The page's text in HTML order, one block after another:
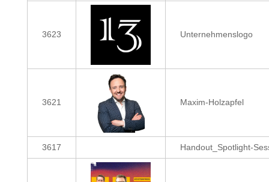
3623 Unternehmenslogo
3621 Maxim-Holzapfel
3617 Handout_Spotlight-